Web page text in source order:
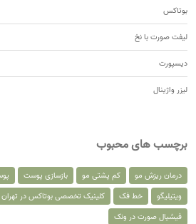
بوتاکس
لیفت صورت با نخ
دیسپورت
لیزر واژینال
برچسب های محبوب
درمان ریزش مو کم پشتی مو بازسازی پوست
ویتیلیگو
خط فک کلینیک تخصصی بوتاکس در تهران
فیشیال صورت در ونک